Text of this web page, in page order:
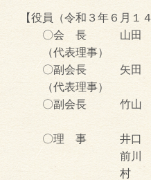
【役員（令和３年６月１
〇会 長 山田 修路
（代表理事）
〇副会長 矢田 富
（代表理事）
〇副会長 竹山 武志
〇理 事 井口 栄市
前川 幸久（小
村 桂司（羽咋